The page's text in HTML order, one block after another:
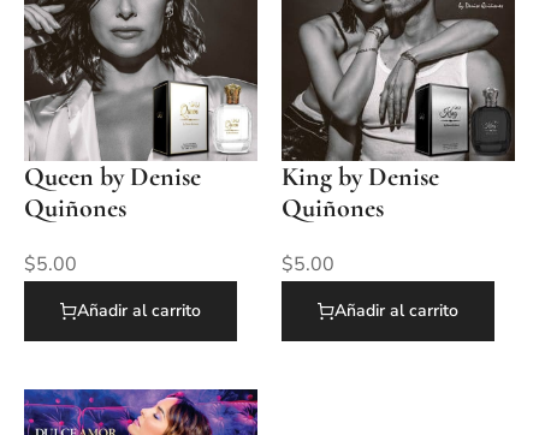
Queen by Denise
Quiñones
$5.00
Añadir al carrito
King by Denise
Quiñones
$5.00
Añadir al carrito